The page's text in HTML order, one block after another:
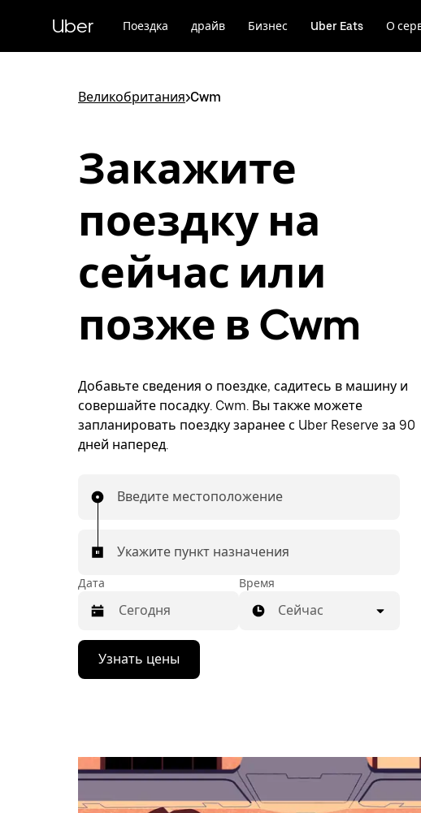
к
Uber Поездка драйв Бизнес Uber Eats О
Великобритания>Cwm
Закажите
поездку на
сейчас или
позже в Cwm
Добавьте сведения о поездке, садитесь в машину и
совершайте посадку. Cwm. Вы также можете
запланировать поездку заранее с Uber Reserve за 90
дней наперед.
Введите местоположение
Укажите пункт назначения
Дата
Нажмите
стрелку
вниз,
выбрать
дату.
Время
Сейчас
Узнать цены